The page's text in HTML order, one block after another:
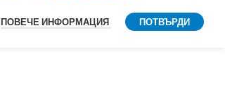
ПОВЕЧЕ ИНФОРМАЦИЯ ПОТВЪРДИ